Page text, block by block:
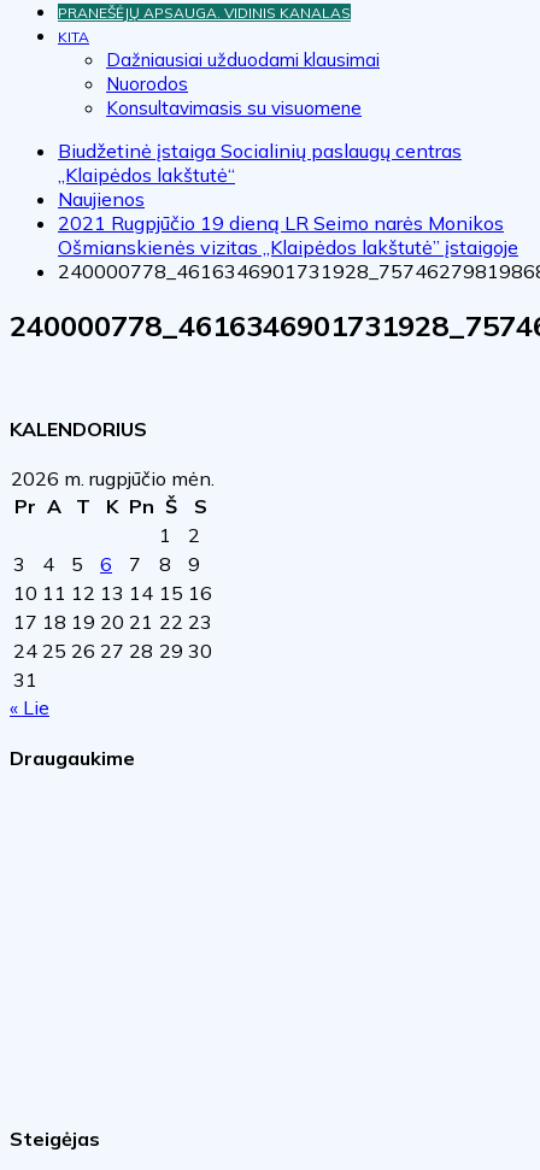
PRANEŠĖJŲ APSAUGA. VIDINIS KANALAS
KITA
Dažniausiai užduodami klausimai
Nuorodos
Konsultavimasis su visuomene
Biudžetinė įstaiga Socialinių paslaugų centras
„Klaipėdos lakštutė“
Naujienos
2021 Rugpjūčio 19 dieną LR Seimo narės Monikos
Ošmianskienės vizitas „Klaipėdos lakštutė” įstaigoje
KALENDORIUS
2026 m. rugpjūčio mėn.
Pr A T K Pn Š
S
1
2
3
4 5 6 7 8
9
10 11 12 13 14 15 16
17 18 19 20 21 22 23
24 25 26 27 28 29 30
31
« Lie
Draugaukime
Steigėjas